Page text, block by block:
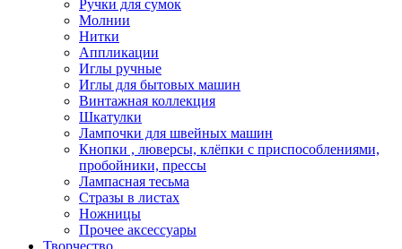
Ручки для сумок
Молнии
Нитки
Аппликации
Иглы ручные
Иглы для бытовых машин
Винтажная коллекция
Шкатулки
Лампочки для швейных машин
Кнопки , люверсы, клёпки с приспособлениями,
пробойники, прессы
Лампасная тесьма
Стразы в листах
Ножницы
Прочее аксессуары
Творчество